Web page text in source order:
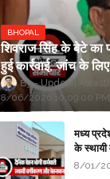
BHOPAL
शिवराज सिंह के बेटे का
हुई कार्रवाई, जांच के
Updesh
8/06/2026 10:09:00 PM
मध्य
के स्थायी
सरकार
8/01/